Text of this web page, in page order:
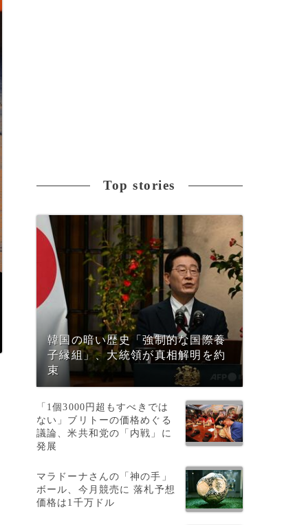
Top stories
韓国の暗い歴史「強制的な国際養
子縁組」、大統領が真相解明を約
束
「1個3000円超もすべきでは
ない」ブリトーの価格めぐる
議論、米共和党の「内戦」に
発展
マラドーナさんの「神の手」
ボール、今月競売に 落札予想
価格は1千万ドル